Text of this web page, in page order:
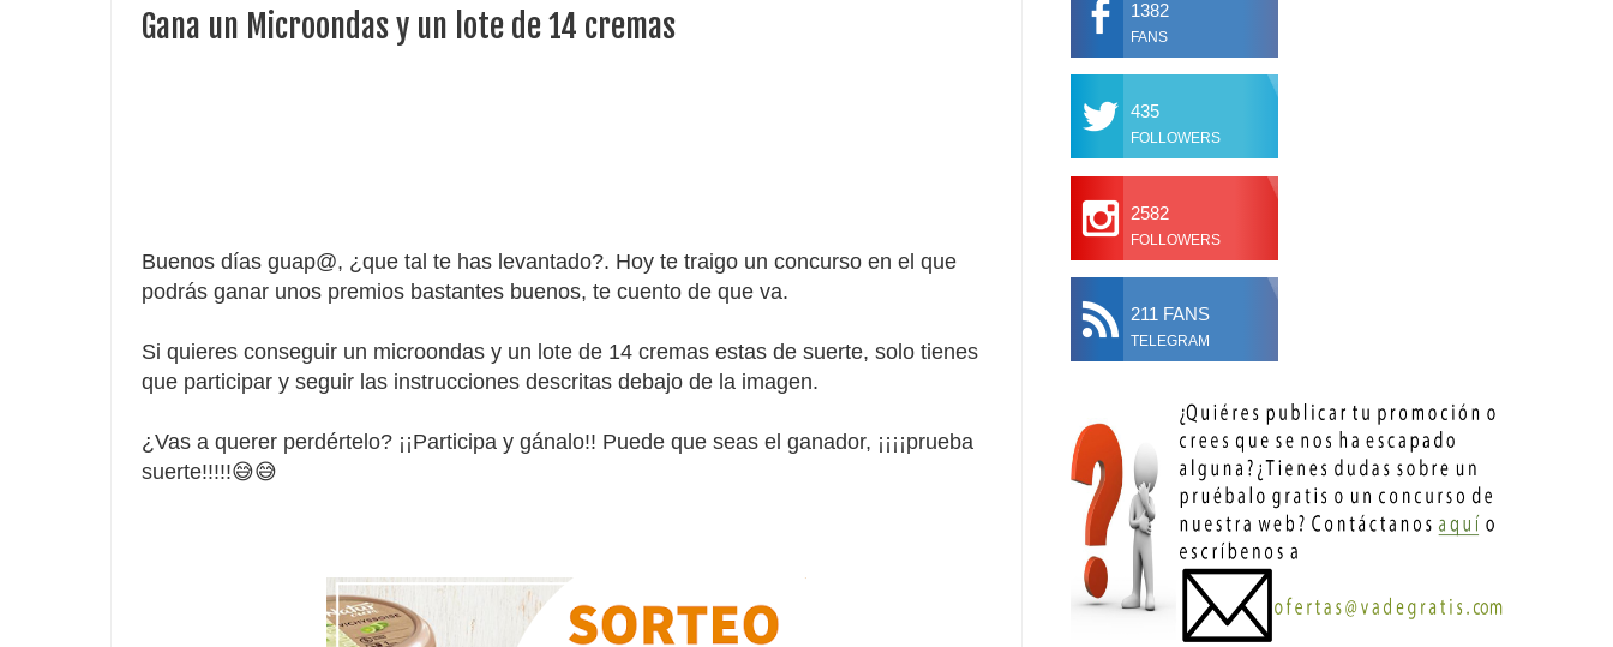
Gana un Microondas y un lote de 14 cremas
Buenos días guap@, ¿que tal te has levantado?. Hoy te traigo un concurso en el que
podrás ganar unos premios bastantes buenos, te cuento de que va.
Si quieres conseguir un microondas y un lote de 14 cremas estas de suerte, solo tienes
que participar y seguir las instrucciones descritas debajo de la imagen.
¿Vas a querer perdértelo? ¡¡Participa y gánalo!! Puede que seas el ganador, ¡¡¡¡prueba
suerte!!!!!😅😅
1382
FANS
435
FOLLOWERS
2582
FOLLOWERS
211 FANS
TELEGRAM